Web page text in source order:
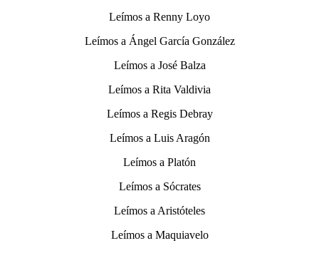
Leímos a Renny Loyo
Leímos a Ángel García González
Leímos a José Balza
Leímos a Rita Valdivia
Leímos a Regis Debray
Leímos a Luis Aragón
Leímos a Platón
Leímos a Sócrates
Leímos a Aristóteles
Leímos a Maquiavelo